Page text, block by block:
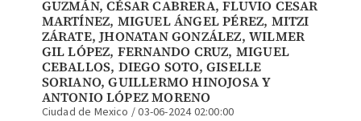
GUZMÁN,CÉSAR CABRERA,FLUVIO CESAR
MARTÍNEZ, MIGUEL ÁNGEL PÉREZ, MITZI
ZÁRATE,JHONATAN GONZÁLEZ, WILMER
GIL LÓPEZ, FERNANDO CRUZ, MIGUEL
CEBALLOS, DIEGO SOTO, GISELLE
SORIANO,GUILLERMO HINOJOSAY
ANTONIO LÓPEZ MORENO
Ciudad de Mexico /03-06-2024 02:00:00